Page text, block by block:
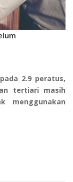
2.9 peratus,
tertiari masih
menggunakan